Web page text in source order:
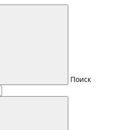
Поиск